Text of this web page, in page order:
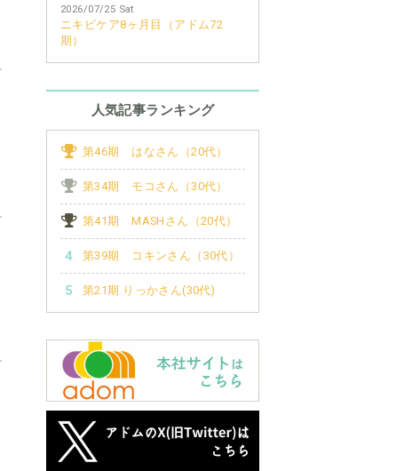
2026/07/25 Sat
ニキビケア8ヶ月目（アドム72
期）
人気記事ランキング
第46期 はなさん（20代）
第34期 モコさん（30代）
第41期 MASHさん（20代）
第39期 コキンさん（30代）
第21期 りっかさん(30代)